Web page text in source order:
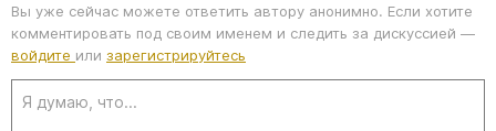
Вы уже сейчас можете ответить автору анонимно. Если хотите
комментировать под своим именем и следить за дискуссией —
войдите или зарегистрируйтесь